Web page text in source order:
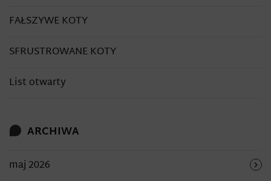
FAŁSZYWE KOTY
SFRUSTROWANE KOTY
List otwarty
ARCHIWA
maj 2026